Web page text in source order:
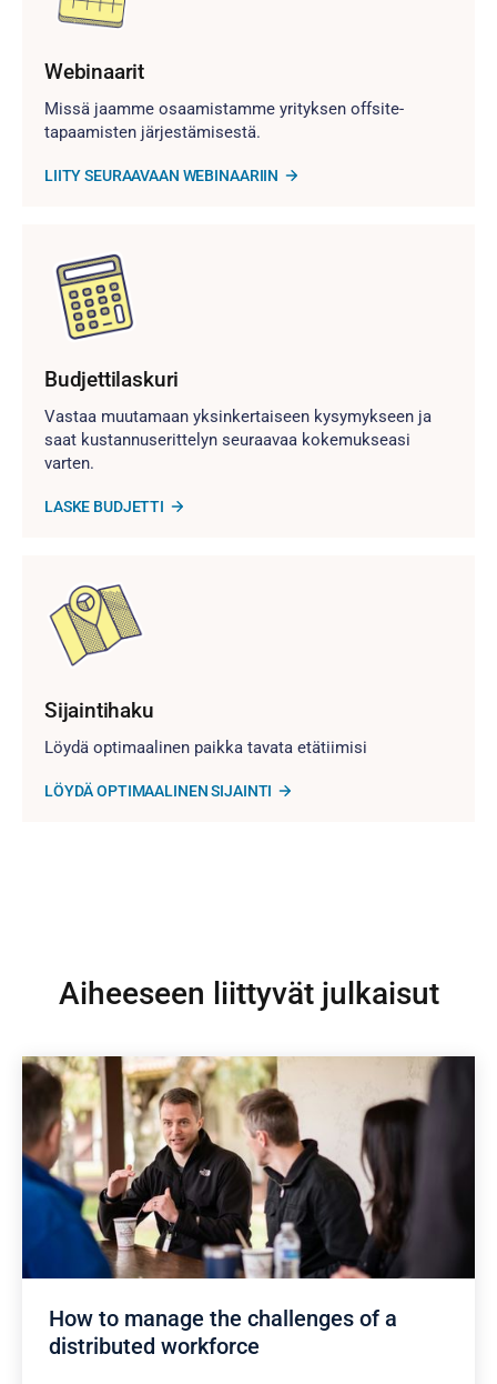
Webinaarit
Missä jaamme osaamistamme yrityksen offsite-
tapaamisten järjestämisestä.
LIITY SEURAAVAAN WEBINAARIIN
Budjettilaskuri
Vastaa muutamaan yksinkertaiseen kysymykseen ja
saat kustannuserittelyn seuraavaa kokemukseasi
varten.
LASKE BUDJETTI
Sijaintihaku
Löydä optimaalinen paikka tavata etätiimisi
LÖYDÄ OPTIMAALINEN SIJAINTI
Aiheeseen liittyvät julkaisut
How to manage the challenges of a
distributed workforce